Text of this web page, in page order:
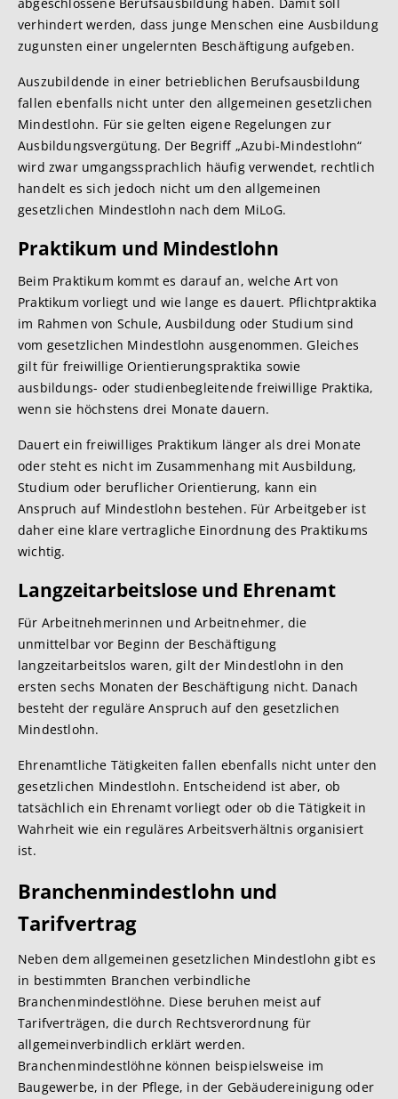
verhindert werden, dass junge Menschen eine Ausbildung
zugunsten einer ungelernten Beschäftigung aufgeben.
Auszubildende in einer betrieblichen Berufsausbildung
fallen ebenfalls nicht unter den allgemeinen gesetzlichen
Mindestlohn. Für sie gelten eigene Regelungen zur
Ausbildungsvergütung. Der Begriff „Azubi-Mindestlohn“
wird zwar umgangssprachlich häufig verwendet, rechtlich
handelt es sich jedoch nicht um den allgemeinen
gesetzlichen Mindestlohn nach dem MiLoG.
Praktikum und Mindestlohn
Beim Praktikum kommt es darauf an, welche Art von
Praktikum vorliegt und wie lange es dauert. Pflichtpraktika
im Rahmen von Schule, Ausbildung oder Studium sind
vom gesetzlichen Mindestlohn ausgenommen. Gleiches
gilt für freiwillige Orientierungspraktika sowie
ausbildungs- oder studienbegleitende freiwillige Praktika,
wenn sie höchstens drei Monate dauern.
Dauert ein freiwilliges Praktikum länger als drei Monate
oder steht es nicht im Zusammenhang mit Ausbildung,
Studium oder beruflicher Orientierung, kann ein
Anspruch auf Mindestlohn bestehen. Für Arbeitgeber ist
daher eine klare vertragliche Einordnung des Praktikums
wichtig.
Langzeitarbeitslose und Ehrenamt
Für Arbeitnehmerinnen und Arbeitnehmer, die
unmittelbar vor Beginn der Beschäftigung
langzeitarbeitslos waren, gilt der Mindestlohn in den
ersten sechs Monaten der Beschäftigung nicht. Danach
besteht der reguläre Anspruch auf den gesetzlichen
Mindestlohn.
Ehrenamtliche Tätigkeiten fallen ebenfalls nicht unter den
gesetzlichen Mindestlohn. Entscheidend ist aber, ob
tatsächlich ein Ehrenamt vorliegt oder ob die Tätigkeit in
Wahrheit wie ein reguläres Arbeitsverhältnis organisiert
ist.
Branchenmindestlohn und
Tarifvertrag
Neben dem allgemeinen gesetzlichen Mindestlohn gibt es
in bestimmten Branchen verbindliche
Branchenmindestlöhne. Diese beruhen meist auf
Tarifverträgen, die durch Rechtsverordnung für
allgemeinverbindlich erklärt werden.
Branchenmindestlöhne können beispielsweise im
Baugewerbe, in der Pflege, in der Gebäudereinigung oder